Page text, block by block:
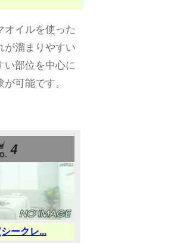
イルを使った
が溜まりやすい
部位を中心に
可能です。
4
ークレ...